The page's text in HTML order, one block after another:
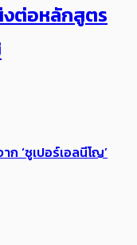
งต่อหลักสูตร
‘ซูเปอร์เอลนีโญ’